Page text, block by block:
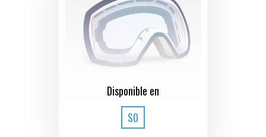
Disponible en
S0